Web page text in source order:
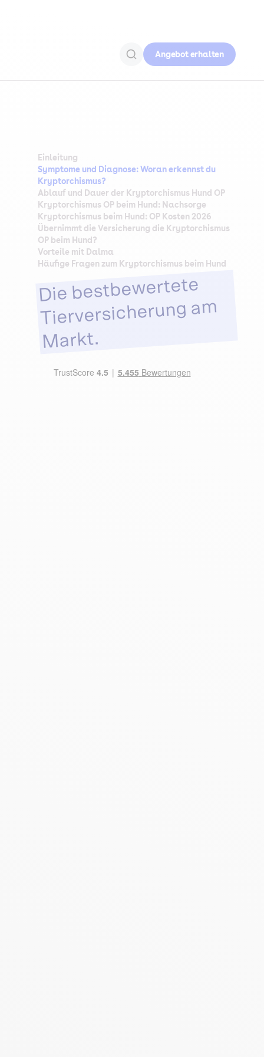
Angebot erhalten
Einleitung
Symptome und Diagnose: Woran erkennst du
Kryptorchismus?
Ablauf und Dauer der Kryptorchismus Hund OP
Kryptorchismus OP beim Hund: Nachsorge
Kryptorchismus beim Hund: OP Kosten 2026
Übernimmt die Versicherung die Kryptorchismus
OP beim Hund?
Vorteile mit Dalma
Häufige Fragen zum Kryptorchismus beim Hund
Die bestbewertete
Tierversicherung am
Markt.